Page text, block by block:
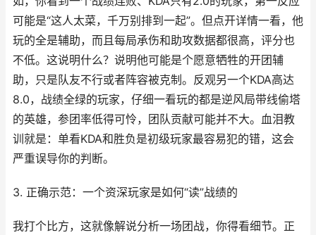
可能是“这人太菜，千万别排到一起”。但点开详情一看，他
玩的全是辅助，而且每局承伤和助攻数据都很高，评分也
不低。这说明什么？说明他可能是个愿意牺牲的开团辅
助，只是队友不行或者阵容被克制。反观另一个KDA高达
8.0，战绩全绿的玩家，仔细一看玩的都是逆风局带线偷塔
的英雄，参团率低得可怜，团队贡献可能并不大。血泪教
训就是：单看KDA和胜负是初级玩家最容易犯的错，这会
严重误导你的判断。
3. 正确示范：一个资深玩家是如何“读”战绩的
我打个比方，这就像解说分析一场团战，你得看细节。正